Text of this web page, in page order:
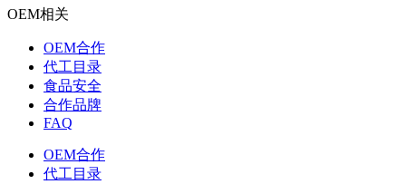
OEM相关
OEM合作
代工目录
食品安全
合作品牌
FAQ
OEM合作
代工目录